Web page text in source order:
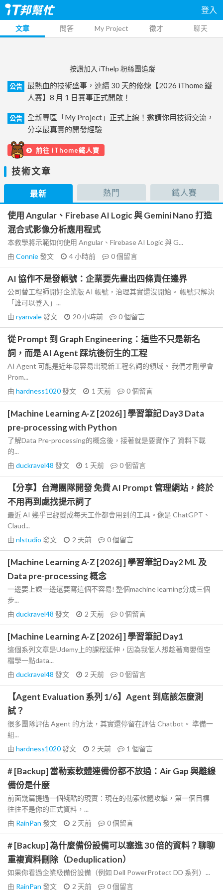
登入
文章 問答 My Project 徵才 聊天
按讚加入 iThelp 粉絲團追蹤
公告
最熱血的技術盛事，連續 30 天的修煉【2026 iThome 鐵
人賽】8 月 1 日賽事正式開啟！
公告
全新專區「My Project」正式上線！邀請你用技術交流，
分享最真實的開發經驗
前往 iThome鐵人賽
技術文章
最新 熱門 鐵人賽
使用 Angular、Firebase AI Logic 與 Gemini Nano 打造
混合式影像分析應用程式
本教學將示範如何使用 Angular、Firebase AI Logic 與 G...
由 Connie發文 4 小時前 0個留言
AI 協作不是發帳號：企業要先畫出四條責任邊界
公司替工程師開好企業版 AI 帳號，治理其實還沒開始。 帳號只解決
「誰可以登入」...
由 ryanvale發文 20 小時前 0個留言
從 Prompt 到 Graph Engineering：這些不只是新名
詞，而是 AI Agent 踩坑後衍生的工程
AI Agent 可能是近年最容易出現新工程名詞的領域。 我們才剛學會
Prom...
由 hardness1020發文 1 天前 0個留言
[Machine Learning A-Z [2026] ] 學習筆記 Day3 Data
pre-processing with Python
了解Data Pre-processing的概念後，接著就是要實作了 資料下載
的...
由 duckravel48 發文 1 天前 0個留言
【分享】台灣團隊開發 免費 AI Prompt 管理網站，終於
不用再到處找提示詞了
最近 AI 幾乎已經變成每天工作都會用到的工具。像是 ChatGPT、
Claud...
由 nlstudio 發文 2 天前 0個留言
[Machine Learning A-Z [2026] ] 學習筆記 Day2 ML 及
Data pre-processing 概念
一邊要上課一邊還要寫這個不容易! 整個machine learning分成三個
步...
由 duckravel48 發文 2 天前 0個留言
[Machine Learning A-Z [2026] ] 學習筆記 Day1
這個系列文章是Udemy上的課程延伸，因為我個人想趁著育嬰假空
檔學一點data...
由 duckravel48 發文 2 天前 0個留言
【Agent Evaluation 系列 1/6】Agent 到底該怎麼測
試？
很多團隊評估 Agent 的方法，其實還停留在評估 Chatbot。 準備一
組...
由 hardness1020發文 2 天前 1 個留言
# [Backup] 當勒索軟體連備份都不放過：Air Gap 與離線
備份是什麼
前面幾篇提過一個殘酷的現實：現在的勒索軟體攻擊，第一個目標
往往不是你的正式資料，...
由 RainPan 發文 2 天前 0個留言
# [Backup] 為什麼備份設備可以塞進 30 倍的資料？聊聊
重複資料刪除（Deduplication）
如果你看過企業級備份設備（例如 Dell PowerProtect DD 系列）...
由 RainPan 發文 2 天前 0個留言